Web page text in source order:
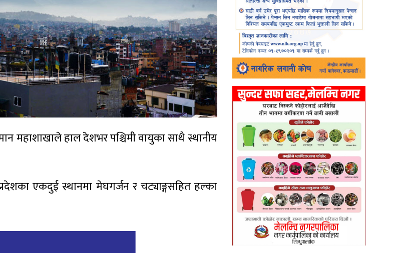
महाशाखाले हाल देशभर पश्चिमी वायुका साथै स्थानीय
एकदुई स्थानमा मेघगर्जन र चट्याङ्गसहित हल्का